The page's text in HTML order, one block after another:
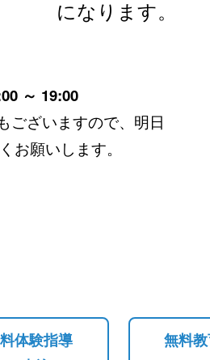
になります。
～ 19:00
すので、明日
します。
体験指導
無料